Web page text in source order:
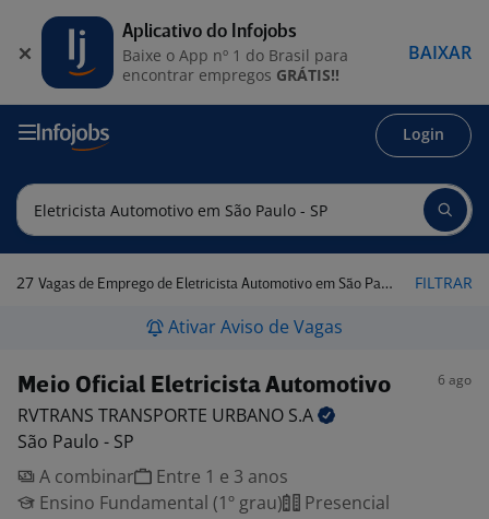
Login
27 Vagas de Emprego de Eletricista Automotivo em São Paulo - SP FILTRAR
Ativar Aviso de Vagas
Meio Oficial Eletricista Automotivo 6 ago
RVTRANS TRANSPORTE URBANO S.A
São Paulo - SP
A combinar
Entre 1 e 3 anos
Ensino Fundamental (1º grau)
Presencial
Aplicativo do Infojobs
Baixe o App nº 1 do Brasil para
encontrar empregos GRÁTIS!!
BAIXAR